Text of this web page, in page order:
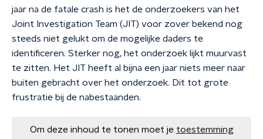
jaar na de fatale crash is het de onderzoekers van het
Joint Investigation Team (JIT) voor zover bekend nog
steeds niet gelukt om de mogelijke daders te
identificeren. Sterker nog, het onderzoek lijkt muurvast
te zitten. Het JIT heeft al bijna een jaar niets meer naar
buiten gebracht over het onderzoek. Dit tot grote
frustratie bij de nabestaanden.
Om deze inhoud te tonen moet je toestemming